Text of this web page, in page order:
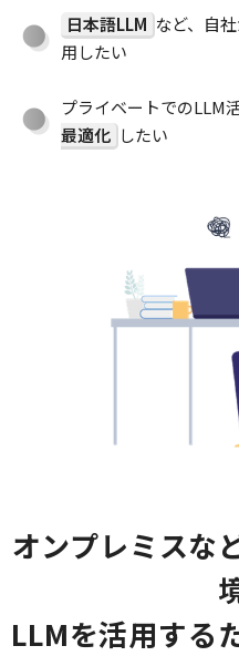
日本語LLM など、自
用したい
プライベートでのLLM
最適化 したい
オンプレミスな
LLMを活用する